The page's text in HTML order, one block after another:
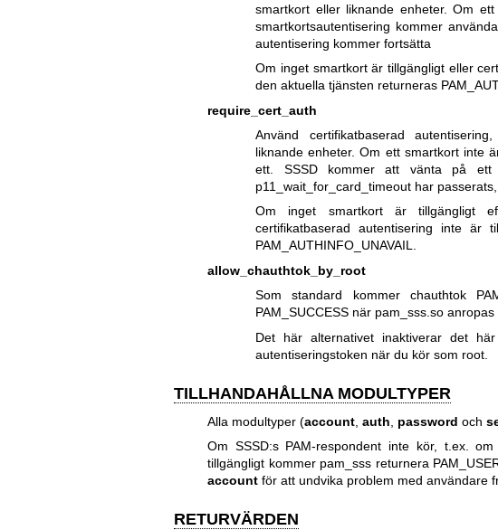
smartkort eller liknande enheter. Om
smartkortsautentisering kommer
autentisering kommer fortsätta
Om inget smartkort är tillgängligt eller
den aktuella tjänsten returneras
require_cert_auth
Använd certifikatbaserad
liknande enheter. Om ett smartkort inte
ett. SSSD kommer att vänta på ett
p11_wait_for_card_timeout har
Om inget smartkort är tillgängligt
certifikatbaserad autentisering inte är
PAM_AUTHINFO_UNAVAIL.
allow_chauthtok_by_root
Som standard kommer chauthtok
PAM_SUCCESS när pam_sss.so
Det här alternativet inaktiverar det
autentiseringstoken när du kör som root.
TILLHANDAHÅLLNA MODULTYPER
Alla modultyper (account, auth password och
Om SSSD:s PAM-respondent inte kör, t.ex.
tillgängligt kommer pam_sss returnera
accountför att undvika problem med användare
RETURVÄRDEN